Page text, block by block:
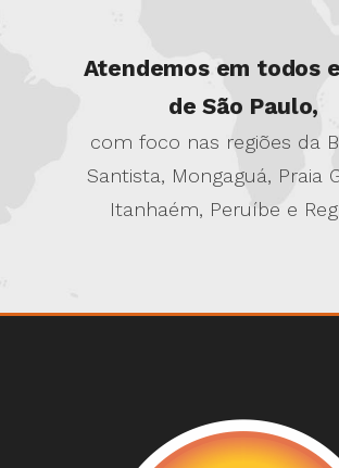
Atendemos em todos
de São Paulo,
com foco nas regiões da
Santista, Mongaguá, Praia
Itanhaém, Peruíbe e